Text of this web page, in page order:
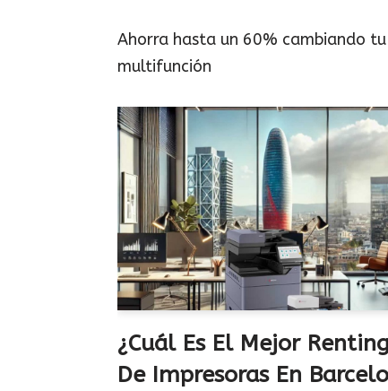
Ahorra hasta un 60% cambiando
multifunción
¿Cuál Es El Mejor Renting
De Impresoras En